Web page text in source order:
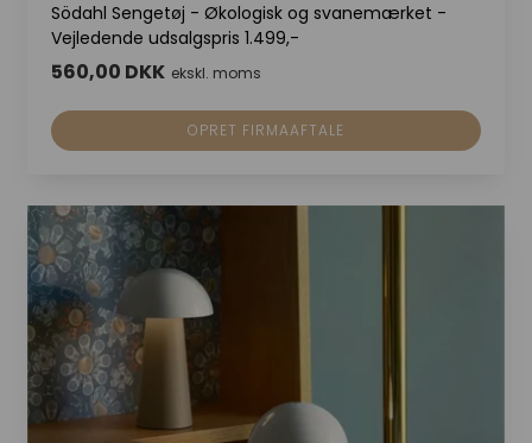
Södahl Sengetøj - Økologisk og svanemærket -
Vejledende udsalgspris 1.499,-
560,00 DKK ekskl. moms
OPRET FIRMAAFTALE